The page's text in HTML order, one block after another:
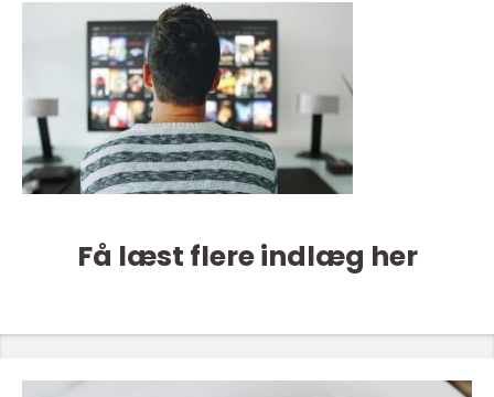
Få læst flere indlæg her